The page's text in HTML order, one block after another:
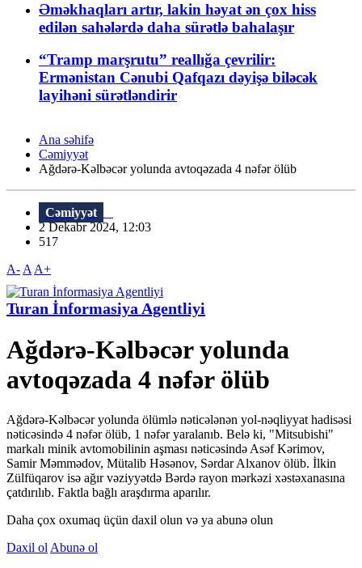
Əməkhaqları artır, lakin həyat ən çox hiss
edilən sahələrdə daha sürətlə bahalaşır
“Tramp marşrutu” reallığa çevrilir:
Ermənistan Cənubi Qafqazı dəyişə biləcək
layihəni sürətləndirir
Ana səhifə
Cəmiyyət
Ağdərə-Kəlbəcər yolunda avtoqəzada 4 nəfər ölüb
Cəmiyyət
2 Dekabr 2024, 12:03
517
A- A A+
Turan İnformasiya Agentliyi
Ağdərə-Kəlbəcər yolunda
avtoqəzada 4 nəfər ölüb
Ağdərə-Kəlbəcər yolunda ölümlə nəticələnən yol-nəqliyyat hadisəsi
nəticəsində 4 nəfər ölüb, 1 nəfər yaralanıb. Belə ki, "Mitsubishi"
markalı minik avtomobilinin aşması nəticəsində Asəf Kərimov,
Samir Məmmədov, Mütalib Həsənov, Sərdar Alxanov ölüb. İlkin
Zülfüqarov isə ağır vəziyyətdə Bərdə rayon mərkəzi xəstəxanasına
çatdırılıb. Faktla bağlı araşdırma aparılır.
Daha çox oxumaq üçün daxil olun və ya abunə olun
Daxil ol Abunə ol